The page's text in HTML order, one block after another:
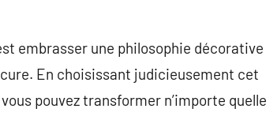
embrasser une philosophie décorative
En choisissant judicieusement cet
pouvez transformer n’importe quelle